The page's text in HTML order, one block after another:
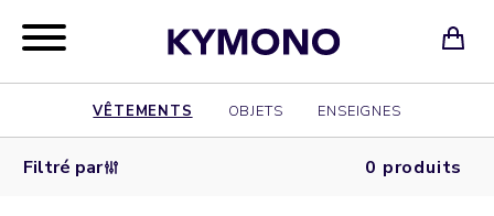
VÊTEMENTS OBJETS ENSEIGNES
Filtré par 0 produits